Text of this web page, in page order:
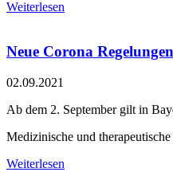
Weiterlesen
Neue Corona
02.09.2021
Ab dem 2. September gilt in
Medizinische und
Weiterlesen